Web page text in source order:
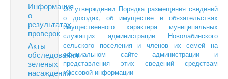
Информация
о
результатах
проверок
Акты
обследования
зеленых
насаждений
Об утверждении Порядка размещения сведений
о доходах, об имуществе и обязательствах
имущественного характера муниципальных
служащих администрации Новолабинского
сельского поселения и членов их семей на
официальном сайте администрации и
представления этих сведений средствам
массовой информации